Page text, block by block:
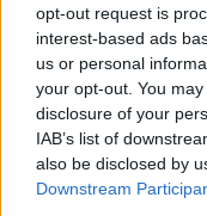
opt-out request is
interest-based ads
us or personal
your opt-out. You
disclosure of your
IAB’s list of
also be disclosed by
Downstream
stagione due di
sorprendere e a
fiato sospeso.
prossima puntata
questa storia. E,
all’inizio.